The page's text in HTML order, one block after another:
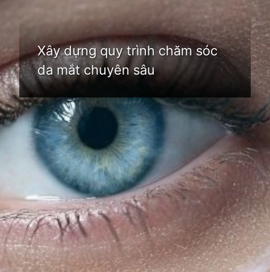
Xây dựng quy trình chăm sóc
da mắt chuyên sâu